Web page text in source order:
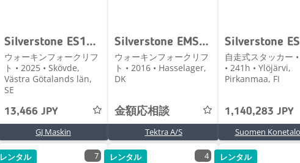
Silverstone ES1536P 1500 kg 3600 mm HYRKÖP
ウォーキンフォークリフ
ト • 2025 • Skövde,
Västra Götalands län,
SE
13,466 JPY
GJ Maskin
Silverstone EMS-1025
ウォーキンフォークリフ
ト • 2016 • Hasselager,
DK
金額応相談
Tektra A/S
自走式スタッカー
• 241h • Ylöjärvi,
Pirkanmaa, FI
1,140,283 JPY
Suomen
7
レンタル 4
レンタル レンタル